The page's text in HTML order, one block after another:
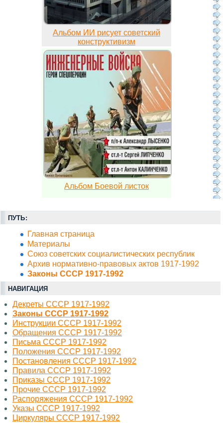
Альбом ИИ рисует советский
конструктивизм
Альбом Боевой листок
ПУТЬ:
Главная страница
Материалы
Союз советских социалистических республик
Архив нормативно-правовых актов 1917-1992
Законы СССР 1917-1992
НАВИГАЦИЯ
Декреты СССР 1917-1992
Законы СССР 1917-1992
Инструкции СССР 1917-1992
Обращения СССР 1917-1992
Письма СССР 1917-1992
Положения СССР 1917-1992
Постановления СССР 1917-1992
Правила СССР 1917-1992
Приказы СССР 1917-1992
Прочие СССР 1917-1992
Распоряжения СССР 1917-1992
Указы СССР 1917-1992
Циркуляры СССР 1917-1992